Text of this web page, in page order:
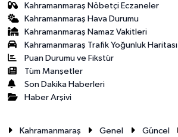
Kahramanmaraş Nöbetçi Eczaneler
Kahramanmaraş Hava Durumu
Kahramanmaraş Namaz Vakitleri
Kahramanmaraş Trafik Yoğunluk Haritası
Puan Durumu ve Fikstür
Tüm Manşetler
Son Dakika Haberleri
Haber Arşivi
Kahramanmaraş Genel Güncel